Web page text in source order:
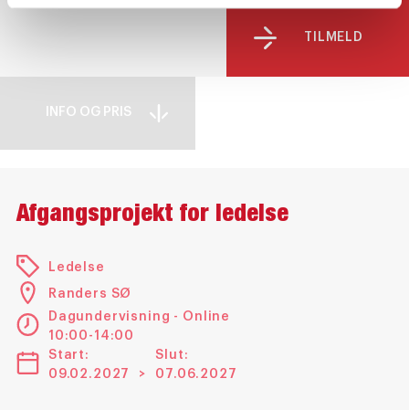
TILMELD
INFO OG PRIS
Afgangsprojekt for ledelse
Ledelse
Randers SØ
Dagundervisning - Online
10:00-14:00
Start:
09.02.2027
>
Slut:
07.06.2027